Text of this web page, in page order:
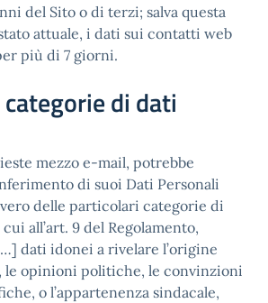
del Sito o di terzi; salva questa
attuale, i dati sui contatti web
più di 7 giorni.
di dati
mezzo e-mail, potrebbe
di suoi Dati Personali
delle particolari categorie di
all’art. 9 del Regolamento,
dati idonei a rivelare l’origine
le opinioni politiche, le convinzioni
o l’appartenenza sindacale,